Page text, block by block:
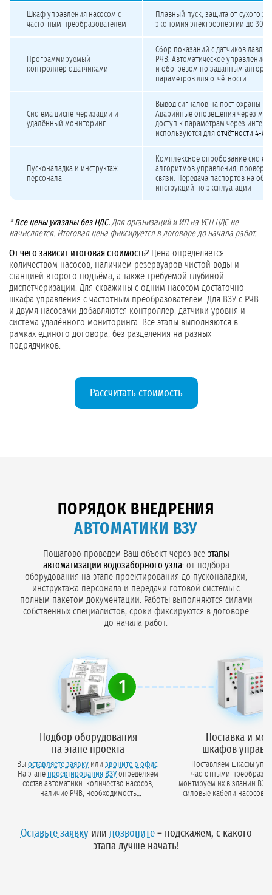
Шкаф управления насосом с
частотным преобразователем
Плавный пуск, защита от сухого
экономия электроэнергии до
Программируемый
контроллер с датчиками
Сбор показаний с датчиков
РЧВ. Автоматическое управление
и обогревом по заданным
параметров для отчётности
Система диспетчеризации и
удалённый мониторинг
Вывод сигналов на пост охраны
Аварийные оповещения через
доступ к параметрам через
используются для отчётности 4-ЛС
Пусконаладка и инструктаж
персонала
Комплексное опробование
алгоритмов управления,
связи. Передача паспортов на
инструкций по эксплуатации
* Все цены указаны без НДС. Для организаций и ИП на УСН НДС не
начисляется. Итоговая цена фиксируется в договоре до начала работ.
От чего зависит итоговая стоимость? Цена определяется
количеством насосов, наличием резервуаров чистой воды и
станцией второго подъёма, а также требуемой глубиной
диспетчеризации. Для скважины с одним насосом достаточно
шкафа управления с частотным преобразователем. Для ВЗУ с РЧВ
и двумя насосами добавляются контроллер, датчики уровня и
система удалённого мониторинга. Все этапы выполняются в
рамках единого договора, без разделения на разных
подрядчиков.
Рассчитать стоимость
ПОРЯДОК ВНЕДРЕНИЯ
АВТОМАТИКИ ВЗУ
Пошагово проведём Ваш объект через все этапы
автоматизации водозаборного узла: от подбора
оборудования на этапе проектирования до пусконаладки,
инструктажа персонала и передачи готовой системы с
полным пакетом документации. Работы выполняются силами
собственных специалистов, сроки фиксируются в договоре
до начала работ.
1
Подбор оборудования
на этапе проекта
Вы оставляете заявку или звоните в офис.
На этапе проектирования ВЗУ определяем
состав автоматики: количество насосов,
наличие РЧВ, необходимость
Поставка и
шкафов
Поставляем шкафы
частотными
монтируем их в здании
силовые кабели насосов,
Оставьте заявкуили позвоните– подскажем, с какого
этапа лучше начать!